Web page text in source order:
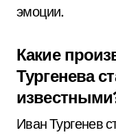
эмоции.
Какие
Тургенева
Иван Тургенев